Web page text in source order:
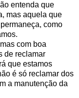
entenda que
mas aquela que
como
com boa
de reclamar
que estamos
é só reclamar dos
a manutenção da